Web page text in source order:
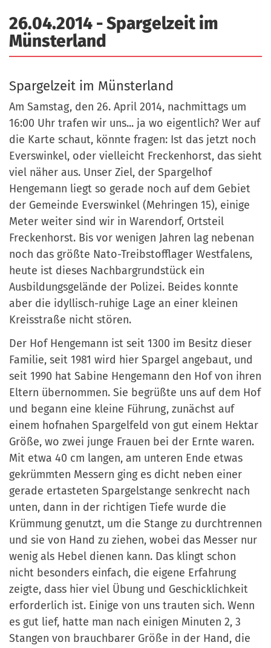
n
d
l
d
u
n
26.04.2014 - Spargelzeit im
Münsterland
Spargelzeit im Münsterland
Am Samstag, den 26. April 2014, nachmittags um
16:00 Uhr trafen wir uns... ja wo eigentlich? Wer auf
die Karte schaut, könnte fragen: Ist das jetzt noch
Everswinkel, oder vielleicht Freckenhorst, das sieht
viel näher aus. Unser Ziel, der Spargelhof
Hengemann liegt so gerade noch auf dem Gebiet
der Gemeinde Everswinkel (Mehringen 15), einige
Meter weiter sind wir in Warendorf, Ortsteil
Freckenhorst. Bis vor wenigen Jahren lag nebenan
noch das größte Nato-Treibstofflager Westfalens,
heute ist dieses Nachbargrundstück ein
Ausbildungsgelände der Polizei. Beides konnte
aber die idyllisch-ruhige Lage an einer kleinen
Kreisstraße nicht stören.
Der Hof Hengemann ist seit 1300 im Besitz dieser
Familie, seit 1981 wird hier Spargel angebaut, und
seit 1990 hat Sabine Hengemann den Hof von ihren
Eltern übernommen. Sie begrüßte uns auf dem Hof
und begann eine kleine Führung, zunächst auf
einem hofnahen Spargelfeld von gut einem Hektar
Größe, wo zwei junge Frauen bei der Ernte waren.
Mit etwa 40 cm langen, am unteren Ende etwas
gekrümmten Messern ging es dicht neben einer
gerade ertasteten Spargelstange senkrecht nach
unten, dann in der richtigen Tiefe wurde die
Krümmung genutzt, um die Stange zu durchtrennen
und sie von Hand zu ziehen, wobei das Messer nur
wenig als Hebel dienen kann. Das klingt schon
nicht besonders einfach, die eigene Erfahrung
zeigte, dass hier viel Übung und Geschicklichkeit
erforderlich ist. Einige von uns trauten sich. Wenn
es gut lief, hatte man nach einigen Minuten 2, 3
Stangen von brauchbarer Größe in der Hand, die